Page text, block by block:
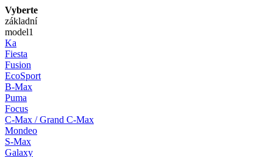
Vyberte
základní
model1
Ka
Fiesta
Fusion
EcoSport
B-Max
Puma
Focus
C-Max / Grand C-Max
Mondeo
S-Max
Galaxy